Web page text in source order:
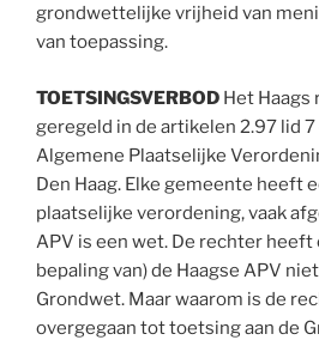
grondwettelijke vrijheid van
van toepassing.
TOETSINGSVERBOD Het Haags
geregeld in de artikelen 2.97 lid 7
Algemene Plaatselijke
Den Haag. Elke gemeente heeft
plaatselijke verordening, vaak
APV is een wet. De rechter heeft
bepaling van) de Haagse APV
Grondwet. Maar waarom is de
overgegaan tot toetsing aan de